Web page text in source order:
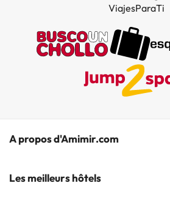
ViajesParaTi
A propos d'Amimir.com
Notre équipe
Les meilleurs hôtels